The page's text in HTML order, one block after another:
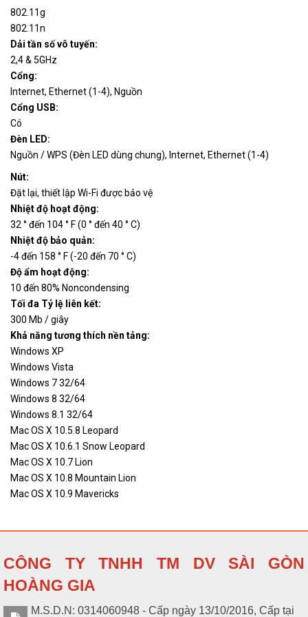
WHW0302
WHW0301
802.11g
802.11n
Dải tần số vô tuyến:
2,4 & 5GHz
Cổng:
Internet, Ethernet (1-4), Nguồn
Cổng USB:
Có
Đèn LED:
Nguồn / WPS (Đèn LED dùng chung), Internet, Ethernet (1-4)
Nút:
Đặt lại, thiết lập Wi-Fi được bảo vệ
Nhiệt độ hoạt động:
32 ° đến 104 ° F (0 ° đến 40 ° C)
Nhiệt độ bảo quản:
-4 đến 158 ° F (-20 đến 70 ° C)
Độ ẩm hoạt động:
10 đến 80% Noncondensing
Tối đa Tỷ lệ liên kết:
300 Mb / giây
Khả năng tương thích nền tảng:
Windows XP
Windows Vista
Windows 7 32/64
Windows 8 32/64
Windows 8.1 32/64
Mac OS X 10.5.8 Leopard
Mac OS X 10.6.1 Snow Leopard
Mac OS X 10.7 Lion
Mac OS X 10.8 Mountain Lion
Mac OS X 10.9 Mavericks
CÔNG TY TNHH TM DV SÀI GÒN
HOÀNG GIA
M.S.D.N: 0314060948 - Cấp ngày 13/10/2016, Cấp tại